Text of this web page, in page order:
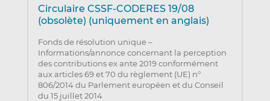
Circulaire CSSF-CODERES 19/08
(obsolète) (uniquement en anglais)
Fonds de résolution unique –
Informations/annonce concernant la perception
des contributions ex ante 2019 conformément
aux articles 69 et 70 du règlement (UE) n°
806/2014 du Parlement européen et du Conseil
du 15 juillet 2014